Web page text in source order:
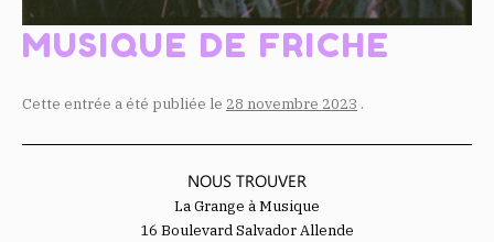
MUSIQUE DE FRICHE
Cette entrée a été publiée le 28 novembre 2023 .
NOUS TROUVER
La Grange à Musique
16 Boulevard Salvador Allende